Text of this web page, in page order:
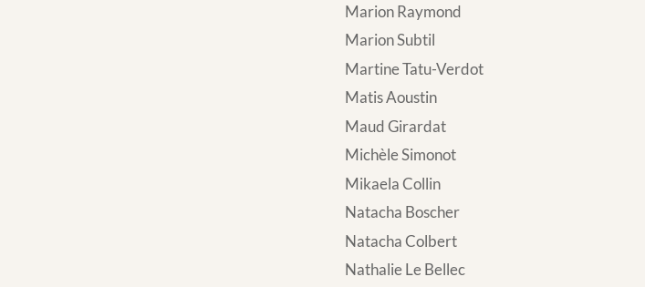
Marion Raymond
Marion Subtil
Martine Tatu-Verdot
Matis Aoustin
Maud Girardat
Michèle Simonot
Mikaela Collin
Natacha Boscher
Natacha Colbert
Nathalie Le Bellec